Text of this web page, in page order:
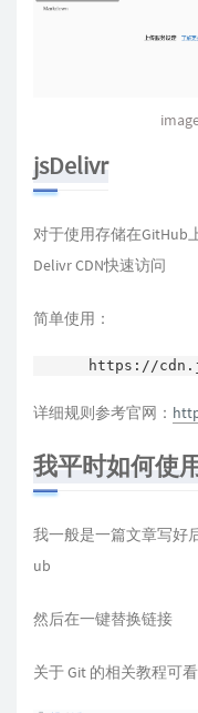
jsDelivr
对于使用存储在GitHub
Delivr CDN快速访问
简单使用：
https://
详细规则参考官网：
我平时如何使
我一般是一篇文章写好
ub
然后在一键替换链接
关于 Git 的相关教程可看